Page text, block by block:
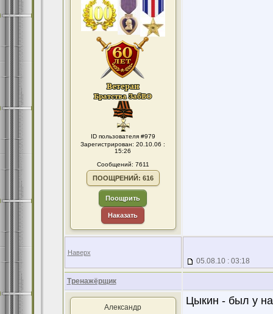
ID пользователя #979
Зарегистрирован: 20.10.06 :
15:26
Сообщений: 7611
ПООЩРЕНИЙ: 616
Поощрить
Наказать
Наверх
05.08.10 : 03:18
Тренажёрщик
Александр
Цыкин - был у